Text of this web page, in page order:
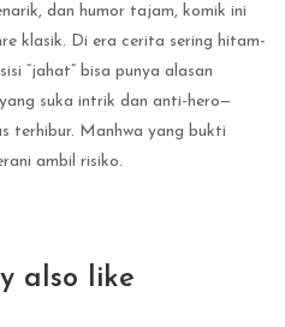
dan humor tajam, komik ini
klasik. Di era cerita sering hitam-
“jahat” bisa punya alasan
suka intrik dan anti-hero—
terhibur. Manhwa yang bukti
ambil risiko.
also like